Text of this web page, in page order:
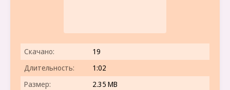
Скачано:
19
Длительность:
1:02
Размер:
2.35 MB